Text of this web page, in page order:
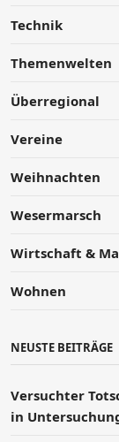
Technik
Themenwelten
Überregional
Vereine
Weihnachten
Wesermarsch
Wirtschaft &
Wohnen
NEUSTE BEITRÄGE
Versucht­er
in